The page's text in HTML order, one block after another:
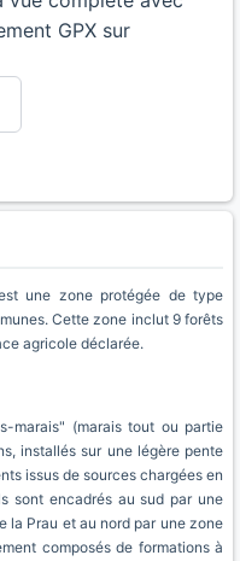
GPX sur
une zone protégée de type
Cette zone inclut 9 forêts
agricole déclarée.
marais" (marais tout ou partie
installés sur une légère pente
issus de sources chargées en
sont encadrés au sud par une
la Prau et au nord par une zone
composés de formations à